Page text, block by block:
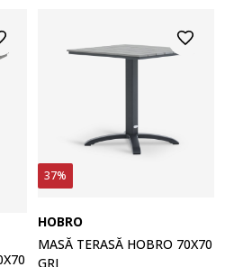
37%
HOBRO
MASĂ TERASĂ HOBRO 70X70
GRI